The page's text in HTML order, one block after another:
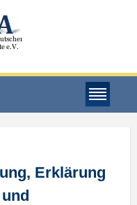
Erklärung